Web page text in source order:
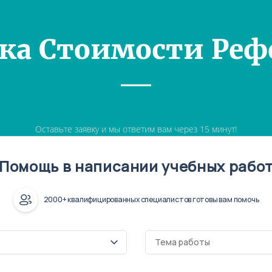
Стоимости
Оставьте заявку и мы ответим вам через 15 минут!
в написании учебных работ
2000+ квалифицированных специалистов готовы вам помочь